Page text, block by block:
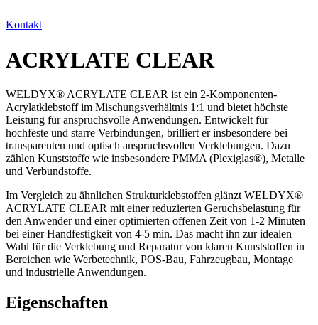
Kontakt
ACRYLATE CLEAR
WELDYX® ACRYLATE CLEAR ist ein 2-Komponenten-
Acrylatklebstoff im Mischungsverhältnis 1:1 und bietet höchste
Leistung für anspruchsvolle Anwendungen. Entwickelt für
hochfeste und starre Verbindungen, brilliert er insbesondere bei
transparenten und optisch anspruchsvollen Verklebungen. Dazu
zählen Kunststoffe wie insbesondere PMMA (Plexiglas®), Metalle
und Verbundstoffe.
Im Vergleich zu ähnlichen Strukturklebstoffen glänzt WELDYX®
ACRYLATE CLEAR mit einer reduzierten Geruchsbelastung für
den Anwender und einer optimierten offenen Zeit von 1-2 Minuten
bei einer Handfestigkeit von 4-5 min. Das macht ihn zur idealen
Wahl für die Verklebung und Reparatur von klaren Kunststoffen in
Bereichen wie Werbetechnik, POS-Bau, Fahrzeugbau, Montage
und industrielle Anwendungen.
Eigenschaften